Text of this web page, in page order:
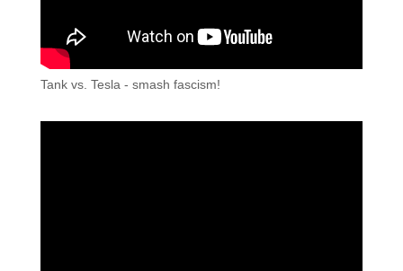
Tank vs. Tesla - smash fascism!